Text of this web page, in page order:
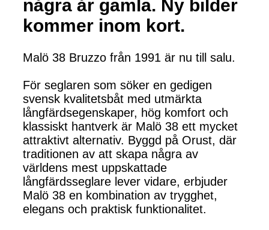
några år gamla. Ny bilder
kommer inom kort.
Malö 38 Bruzzo från 1991 är nu till salu.
För seglaren som söker en gedigen
svensk kvalitetsbåt med utmärkta
långfärdsegenskaper, hög komfort och
klassiskt hantverk är Malö 38 ett mycket
attraktivt alternativ. Byggd på Orust, där
traditionen av att skapa några av
världens mest uppskattade
långfärdsseglare lever vidare, erbjuder
Malö 38 en kombination av trygghet,
elegans och praktisk funktionalitet.